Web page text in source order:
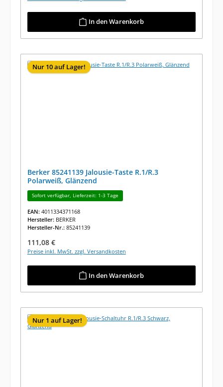
In den Warenkorb
Nur 10 auf Lager!
Berker 85241139 Jalousie-Taste R.1/R.3
Polarweiß, Glänzend
Sofort verfügbar, Lieferzeit: 1-3 Tage
EAN: 4011334371168
Hersteller: BERKER
Hersteller-Nr.: 85241139
Regulärer Preis:
111,08 €
Preise inkl. MwSt. zzgl. Versandkosten
In den Warenkorb
Nur 1 auf Lager!